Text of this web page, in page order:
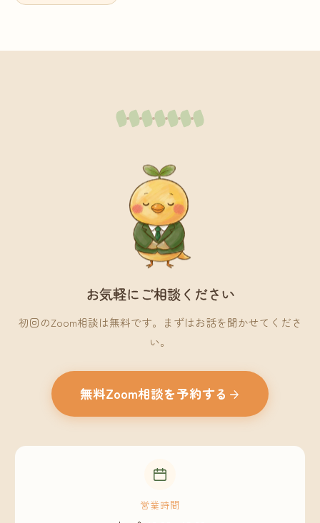
お気軽にご相談ください
初回のZoom相談は無料です。まずはお話を聞かせてくださ
い。
無料Zoom相談を予約する
営業時間